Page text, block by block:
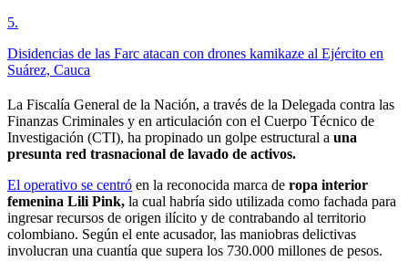
5.
Disidencias de las Farc atacan con drones kamikaze al Ejército en
Suárez, Cauca
La Fiscalía General de la Nación, a través de la Delegada contra las
Finanzas Criminales y en articulación con el Cuerpo Técnico de
Investigación (CTI), ha propinado un golpe estructural a una
presunta red trasnacional de lavado de activos.
El operativo se centró en la reconocida marca de ropa interior
femenina Lili Pink, la cual habría sido utilizada como fachada para
ingresar recursos de origen ilícito y de contrabando al territorio
colombiano. Según el ente acusador, las maniobras delictivas
involucran una cuantía que supera los 730.000 millones de pesos.